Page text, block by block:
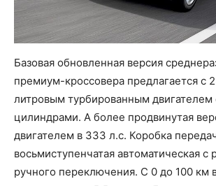
Базовая обновленная версия
премиум-кроссовера предлагается с
литровым турбированным
цилиндрами. А более продвинутая
двигателем в 333 л.с. Коробка
восьмиступенчатая автоматическая
ручного переключения. С 0 до 100 км